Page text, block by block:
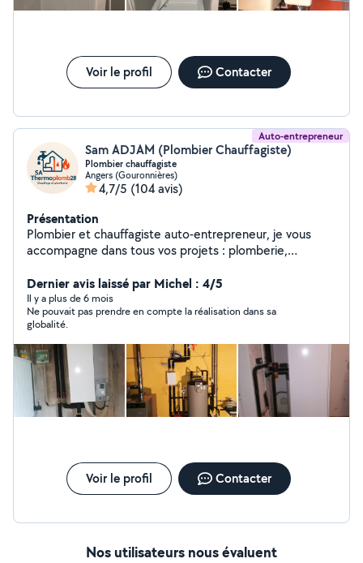
Voir le profil Contacter
Auto-entrepreneur
Sam ADJAM (Plombier Chauffagiste)
Plombier chauffagiste
Angers (Gouronnières)
4,7/5 (104 avis)
Présentation
Plombier et chauffagiste auto-entrepreneur, je vous
accompagne dans tous vos projets : plomberie,
une installation ou un entretien, je m'engage à fournir un
travail de qualité, propre et durable. La satisfaction de
mes clients est ma priorité.
Dernier avis laissé par Michel : 4/5
Il y a plus de 6 mois
Ne pouvait pas prendre en compte la réalisation dans sa
globalité.
Voir le profil Contacter
Nos utilisateurs nous évaluent